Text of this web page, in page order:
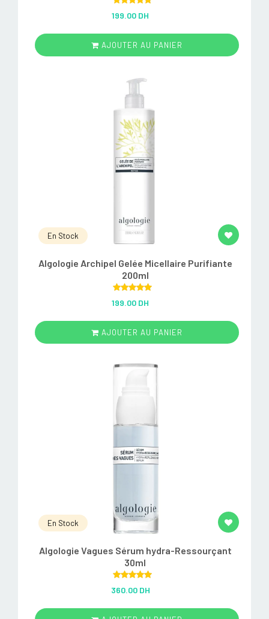
out of 5
199.00 DH
AJOUTER AU PANIER
En Stock
Algologie Archipel Gelée Micellaire Purifiante
200ml
out of 5
199.00 DH
AJOUTER AU PANIER
En Stock
Algologie Vagues Sérum hydra-Ressourçant
30ml
out of 5
360.00 DH